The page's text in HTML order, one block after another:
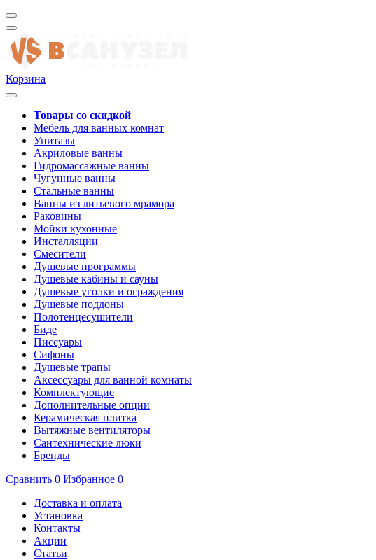
Корзина
Товары со скидкой
Мебель для ванных комнат
Унитазы
Акриловые ванны
Гидромассажные ванны
Чугунные ванны
Стальные ванны
Ванны из литьевого мрамора
Раковины
Мойки кухонные
Инсталляции
Смесители
Душевые программы
Душевые кабины и сауны
Душевые уголки и ограждения
Душевые поддоны
Полотенцесушители
Биде
Писсуары
Сифоны
Душевые трапы
Аксессуары для ванной комнаты
Комплектующие
Дополнительные опции
Керамическая плитка
Вытяжные вентиляторы
Сантехнические люки
Бренды
Сравнить 0 Избранное 0
Доставка и оплата
Установка
Контакты
Акции
Статьи